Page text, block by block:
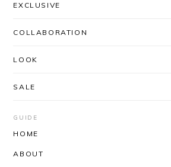
EXCLUSIVE
COLLABORATION
LOOK
SALE
GUIDE
HOME
ABOUT